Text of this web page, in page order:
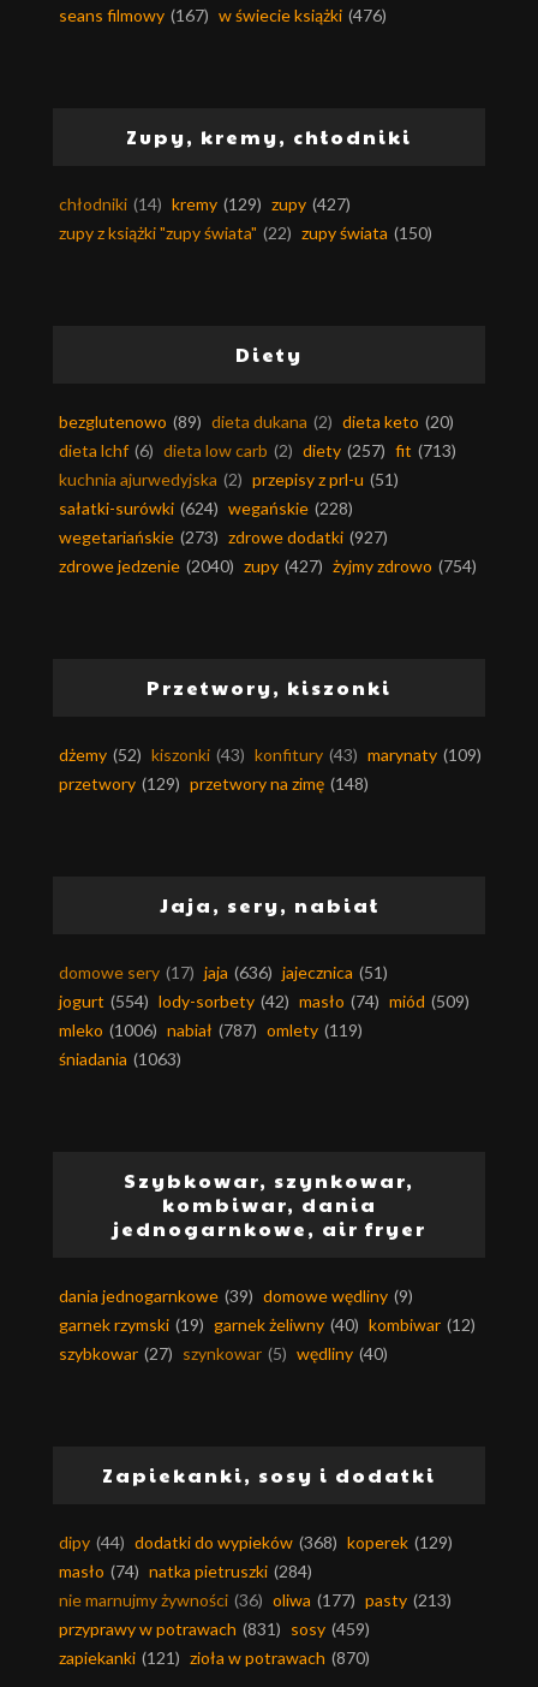
seans filmowy (167) w świecie książki (476)
Zupy, kremy, chłodniki
chłodniki (14) kremy (129) zupy (427)
zupy z książki "zupy świata" (22) zupy świata (150)
Diety
bezglutenowo (89) dieta dukana (2) dieta keto (20)
dieta lchf (6) dieta low carb (2) diety (257) fit (713)
kuchnia ajurwedyjska (2) przepisy z prl-u (51)
sałatki-surówki (624) wegańskie (228)
wegetariańskie (273) zdrowe dodatki (927)
zdrowe jedzenie (2040) zupy (427) żyjmy zdrowo (754)
Przetwory, kiszonki
dżemy (52) kiszonki (43) konfitury (43) marynaty (109)
przetwory (129) przetwory na zimę (148)
Jaja, sery, nabiał
domowe sery (17) jaja (636) jajecznica (51)
jogurt (554) lody-sorbety (42) masło (74) miód (509)
mleko (1006) nabiał (787) omlety (119)
śniadania (1063)
Szybkowar, szynkowar,
kombiwar, dania
jednogarnkowe, air fryer
dania jednogarnkowe (39) domowe wędliny (9)
garnek rzymski (19) garnek żeliwny (40) kombiwar (12)
szybkowar (27) szynkowar (5) wędliny (40)
Zapiekanki, sosy i dodatki
dipy (44) dodatki do wypieków (368) koperek (129)
masło (74) natka pietruszki (284)
nie marnujmy żywności (36) oliwa (177) pasty (213)
przyprawy w potrawach (831) sosy (459)
zapiekanki (121) zioła w potrawach (870)